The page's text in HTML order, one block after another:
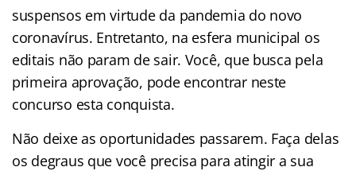
suspensos em virtude da pandemia do novo
coronavírus. Entretanto, na esfera municipal os
editais não param de sair. Você, que busca pela
primeira aprovação, pode encontrar neste
concurso esta conquista.
Não deixe as oportunidades passarem. Faça delas
os degraus que você precisa para atingir a sua